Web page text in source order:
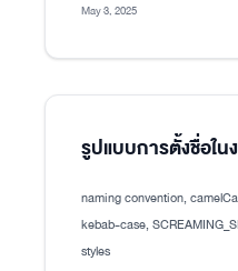
May 3, 2025
รูปแบบการตั้งชื่อใ
naming convention,
kebab-case,
styles